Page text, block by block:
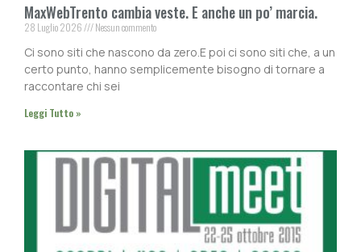
MaxWebTrento cambia veste. E anche un po’ marcia.
28 Luglio 2026 Nessun commento
Ci sono siti che nascono da zero.E poi ci sono siti che, a un
certo punto, hanno semplicemente bisogno di tornare a
raccontare chi sei
Leggi Tutto »